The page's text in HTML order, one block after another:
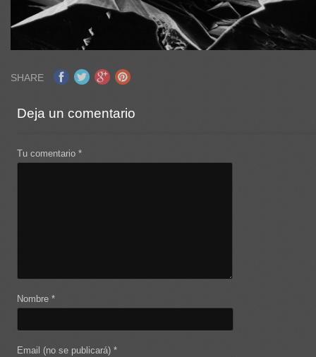
SHARE
Deja un comentario
Tu comentario*
Nombre*
Email (no se publicará)*